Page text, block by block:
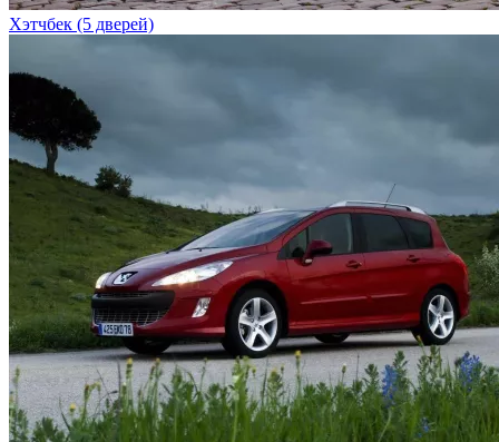
Хэтчбек (5 дверей)